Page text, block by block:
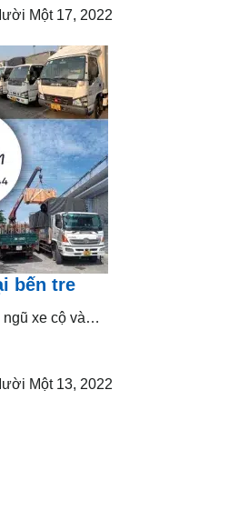
Một 17, 2022
bến tre
ngũ xe cộ và…
Một 13, 2022